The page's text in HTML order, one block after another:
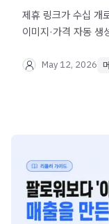
제휴 링크가 수십 개
이미지·가격 자동
May 12, 2026